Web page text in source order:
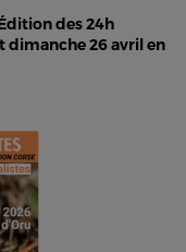
des 24h
dimanche 26 avril en